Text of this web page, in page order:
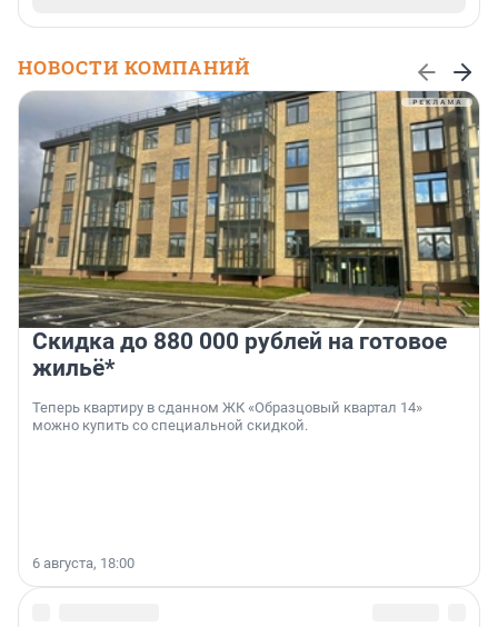
НОВОСТИ КОМПАНИЙ
Скидка до 880 000 рублей на готовое
жильё*
Теперь квартиру в сданном ЖК «Образцовый квартал 14»
можно купить со специальной скидкой.
6 августа, 18:00